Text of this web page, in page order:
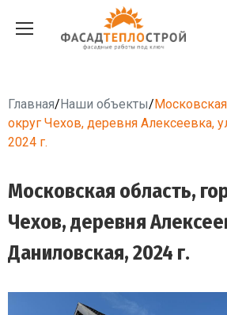
Главная/Наши объекты/
округ Чехов, деревня Алексеевка,
2024 г.
Московская область,
Чехов, деревня
Даниловская, 2024 г.